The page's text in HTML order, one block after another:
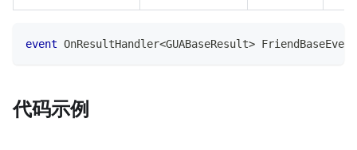
event OnResultHandler<GUABaseResult>
代码示例